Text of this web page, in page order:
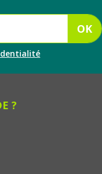
OK
?